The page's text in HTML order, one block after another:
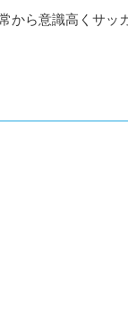
ら意識高くサッ